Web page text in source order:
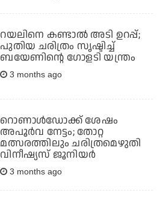
റയലിനെ കണ്ടാൽ അടി ഉറപ്പ്;
പുതിയ ചരിത്രം സൃഷ്ടിച്ച്
ബയേണിന്റെ ഗോളടി യന്ത്രം
3 months ago
റൊണാള്‍ഡോക്ക് ശേഷം
അപൂര്‍വ നേട്ടം; തോറ്റ
മത്സരത്തിലും ചരിത്രമെഴുതി
വിനീഷ്യസ് ജൂനിയര്‍
3 months ago